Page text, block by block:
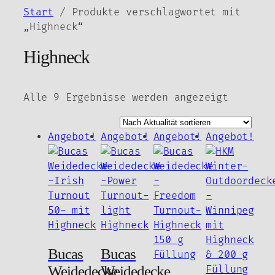
Inhalt
Start / Produkte verschlagwortet mit
„Highneck“
Highneck
Alle 9 Ergebnisse werden angezeigtNach
Angebot!
Bucas
Weidedecke
Angebot!
Bucas
Weidedecke
Angebot! Angebot!